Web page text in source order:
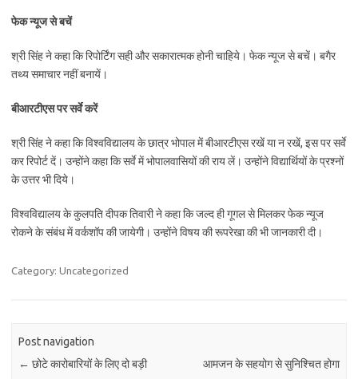
फेक न्यूज से बचें
श्री सिंह ने कहा कि रिपोर्टिंग सही और सकारात्मक होनी चाहिये। फेक न्यूज से बचें। बगैर
तथ्य समाचार नहीं बनायें।
बीआरटीएस पर सर्वे करें
श्री सिंह ने कहा कि विश्वविद्यालय के छात्र भोपाल में बीआरटीएस रखें या न रखें, इस पर सर्वे
कर रिपोर्ट दें। उन्होंने कहा कि सर्वे में भोपालवासियों की राय लें। उन्होंने विद्यार्थियों के प्रश्नों
के उत्तर भी दिये।
विश्वविद्यालय के कुलपति दीपक तिवारी ने कहा कि जल्द ही गूगल से मिलकर फेक न्यूज
रोकने के संबंध में वर्कशॉप की जायेगी। उन्होंने विषय की रूपरेखा की भी जानकारी दी।
Category: Uncategorized
Post navigation
← छोटे कारोबारियों के लिए दो बड़ी
आमजन के सहयोग से सुनिश्चित होगा